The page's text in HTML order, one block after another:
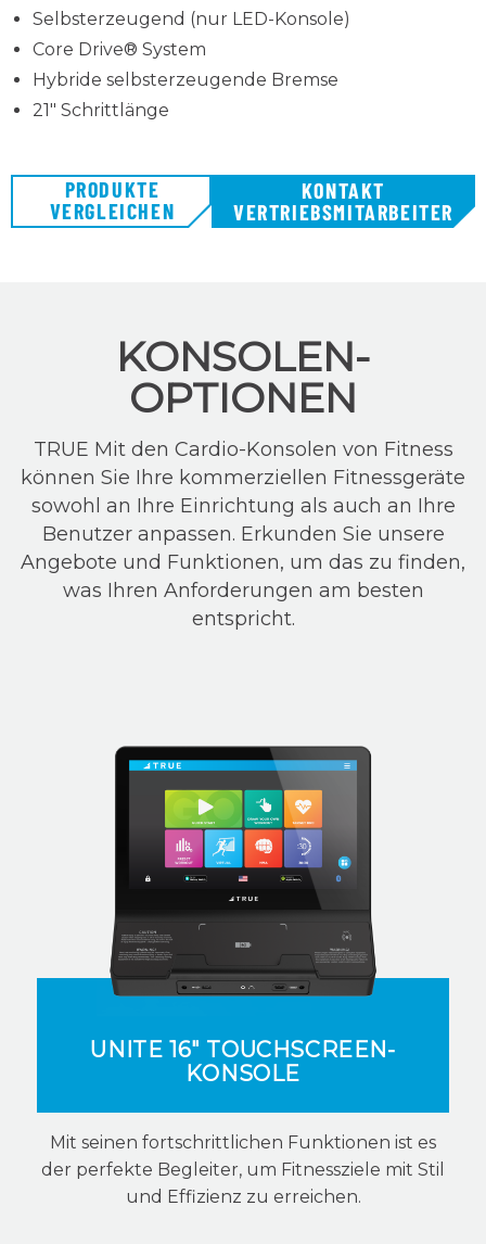
Selbsterzeugend (nur LED-Konsole)
Core Drive® System
Hybride selbsterzeugende Bremse
21" Schrittlänge
PRODUKTE
VERGLEICHEN
KONTAKT
VERTRIEBSMITARBEITER
KONSOLEN-
OPTIONEN
TRUE Mit den Cardio-Konsolen von Fitness
können Sie Ihre kommerziellen Fitnessgeräte
sowohl an Ihre Einrichtung als auch an Ihre
Benutzer anpassen. Erkunden Sie unsere
Angebote und Funktionen, um das zu finden,
was Ihren Anforderungen am besten
entspricht.
UNITE 16" TOUCHSCREEN-
KONSOLE
Mit seinen fortschrittlichen Funktionen ist es
der perfekte Begleiter, um Fitnessziele mit Stil
und Effizienz zu erreichen.